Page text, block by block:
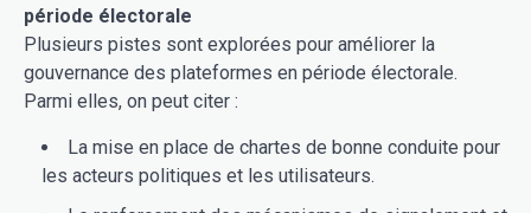
période électorale
Plusieurs pistes sont explorées pour améliorer la
gouvernance des plateformes en période électorale.
Parmi elles, on peut citer :
La mise en place de chartes de bonne conduite pour
les acteurs politiques et les utilisateurs.